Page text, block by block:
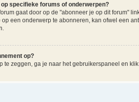
specifieke forums of onderwerpen?
gaat door op de "abonneer je op dit forum"
op een onderwerp te abonneren, kan ofwel een
op?
te zeggen, ga je naar het gebruikerspaneel en